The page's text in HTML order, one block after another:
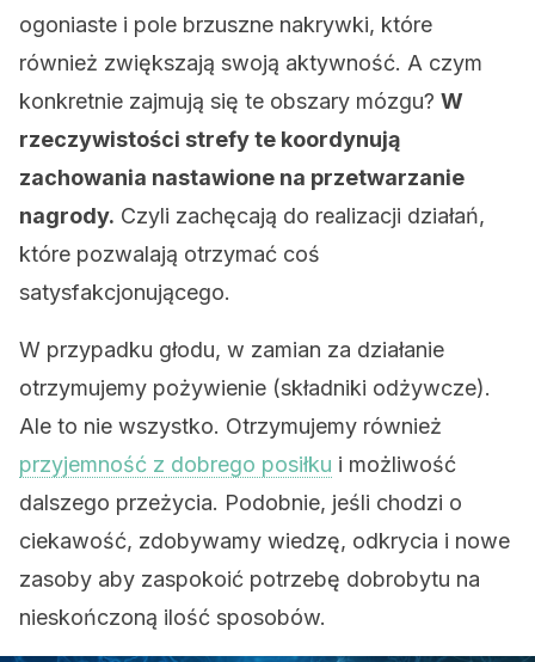
ogoniaste i pole brzuszne nakrywki, które
również zwiększają swoją aktywność. A czym
konkretnie zajmują się te obszary mózgu? W
rzeczywistości strefy te koordynują
zachowania nastawione na przetwarzanie
nagrody. Czyli zachęcają do realizacji działań,
które pozwalają otrzymać coś
satysfakcjonującego.
W przypadku głodu, w zamian za działanie
otrzymujemy pożywienie (składniki odżywcze).
Ale to nie wszystko. Otrzymujemy również
przyjemność z dobrego posiłku i możliwość
dalszego przeżycia. Podobnie, jeśli chodzi o
ciekawość, zdobywamy wiedzę, odkrycia i nowe
zasoby aby zaspokoić potrzebę dobrobytu na
nieskończoną ilość sposobów.